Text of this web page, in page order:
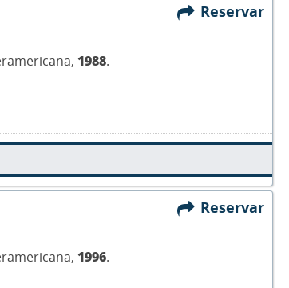
Reservar
1988.
Reservar
1996.